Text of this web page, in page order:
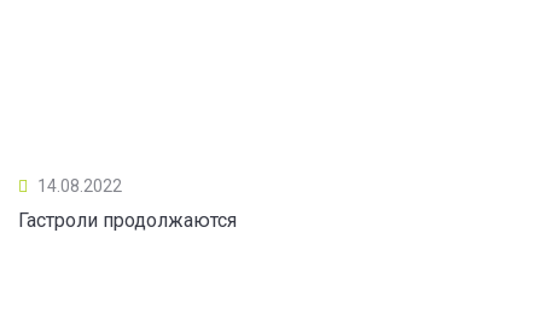
14.08.2022
Гастроли продолжаются